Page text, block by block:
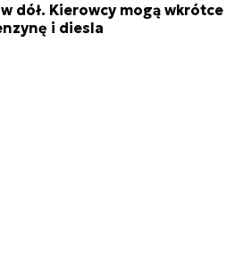
dół. Kierowcy mogą wkrótce
i diesla